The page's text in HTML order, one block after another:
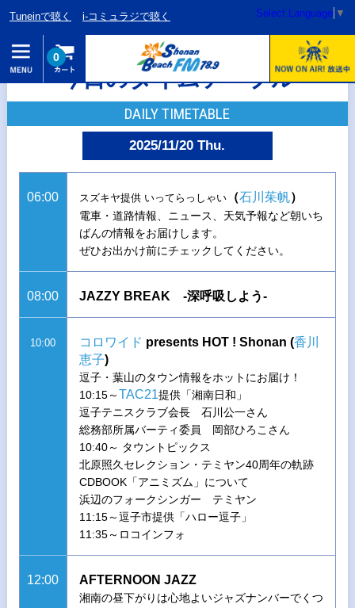
Tuneinで聴く i-コミュラジで聴く Select Language ▼
0
今日のタイムテーブル
DAILY TIMETABLE
2025/11/20 Thu.
06:00 スズキヤ提供 いってらっしゃい（石川茱帆）
電車・道路情報、ニュース、天気予報など朝いち
ばんの情報をお届けします。
ぜひお出かけ前にチェックしてください。
08:00 JAZZY BREAK -深呼吸しよう-
10:00 コロワイド presents HOT ! Shonan (香川
恵子)
逗子・葉山のタウン情報をホットにお届け！
10:15～TAC21提供「湘南日和」
逗子テニスクラブ会長 石川公一さん
総務部所属バーティ委員 岡部ひろこさん
10:40～ タウントピックス
北原照久セレクション・テミヤン40周年の軌跡
CDBOOK「アニミズム」について
浜辺のフォークシンガー テミヤン
11:15～逗子市提供「ハロー逗子」
11:35～ロコインフォ
12:00 AFTERNOON JAZZ
湘南の昼下がりは心地よいジャズナンバーでくつ